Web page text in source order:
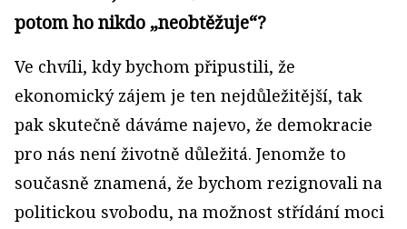
potom ho nikdo „neobtěžuje“?
Ve chvíli, kdy bychom připustili, že
ekonomický zájem je ten nejdůležitější, tak
pak skutečně dáváme najevo, že demokracie
pro nás není životně důležitá. Jenomže to
současně znamená, že bychom rezignovali na
politickou svobodu, na možnost střídání moci